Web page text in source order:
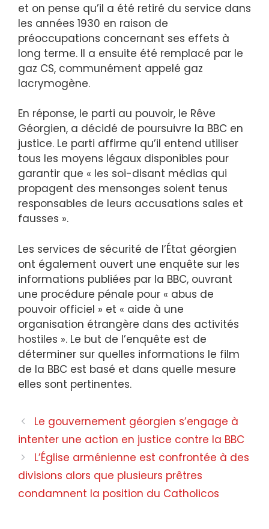
et on pense qu’il a été retiré du service dans
les années 1930 en raison de
préoccupations concernant ses effets à
long terme. Il a ensuite été remplacé par le
gaz CS, communément appelé gaz
lacrymogène.
En réponse, le parti au pouvoir, le Rêve
Géorgien, a décidé de poursuivre la BBC en
justice. Le parti affirme qu’il entend utiliser
tous les moyens légaux disponibles pour
garantir que « les soi-disant médias qui
propagent des mensonges soient tenus
responsables de leurs accusations sales et
fausses ».
Les services de sécurité de l’État géorgien
ont également ouvert une enquête sur les
informations publiées par la BBC, ouvrant
une procédure pénale pour « abus de
pouvoir officiel » et « aide à une
organisation étrangère dans des activités
hostiles ». Le but de l’enquête est de
déterminer sur quelles informations le film
de la BBC est basé et dans quelle mesure
elles sont pertinentes.
Le gouvernement géorgien s’engage à
intenter une action en justice contre la BBC
L’Église arménienne est confrontée à des
divisions alors que plusieurs prêtres
condamnent la position du Catholicos